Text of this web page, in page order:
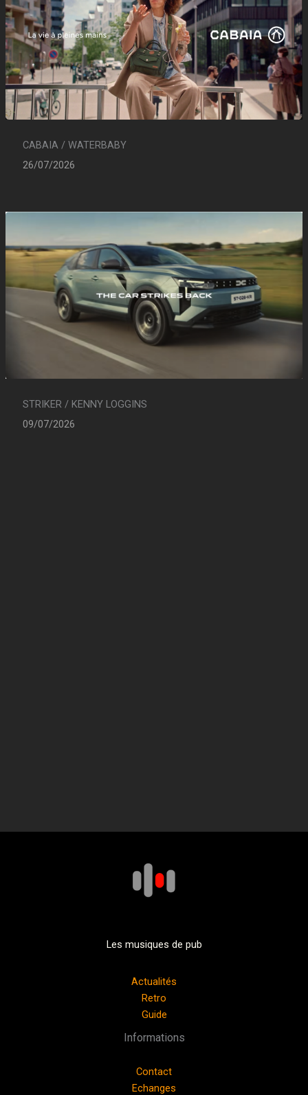
CABAIA / WATERBABY
26/07/2026
STRIKER / KENNY LOGGINS
09/07/2026
Les musiques de pub
Actualités
Retro
Guide
Informations
Contact
Echanges